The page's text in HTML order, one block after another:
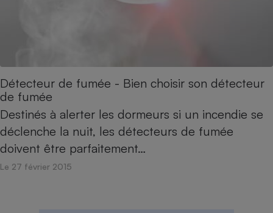
Détecteur de fumée - Bien choisir son détecteur
de fumée
Destinés à alerter les dormeurs si un incendie se
déclenche la nuit, les détecteurs de fumée
doivent être parfaitement…
Le 27 février 2015